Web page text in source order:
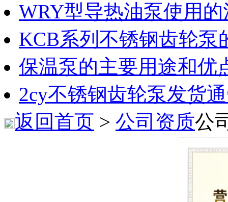
WRY型导热油泵使用
KCB系列不锈钢齿轮泵
保温泵的主要用途和优
2cy不锈钢齿轮泵发货
返回首页 > 公司资质公